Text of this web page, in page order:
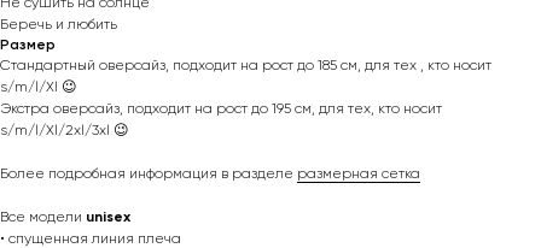
Беречь и любить
Размер
Стандартный оверсайз, подходит на рост до 185 см, для тех , кто носит
s/m/l/Xl 😉
Экстра оверсайз, подходит на рост до 195 см, для тех, кто носит
s/m/l/Xl/2xl/3xl 😉
Более подробная информация в разделе размерная сетка
Все модели unisex
• спущенная линия плеча